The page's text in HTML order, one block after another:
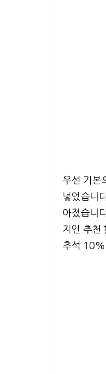
우선 기본
넣었습니
아졌습니
지인 추천
추석 10%